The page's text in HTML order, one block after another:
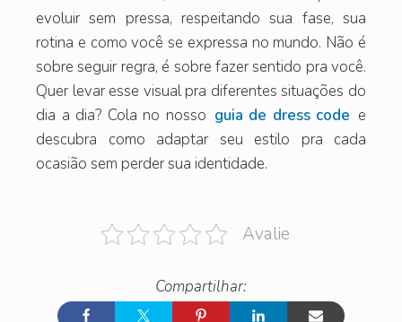
evoluir sem pressa, respeitando sua fase, sua
rotina e como você se expressa no mundo. Não é
sobre seguir regra, é sobre fazer sentido pra você.
Quer levar esse visual pra diferentes situações do
dia a dia? Cola no nosso guia de dress code e
descubra como adaptar seu estilo pra cada
ocasião sem perder sua identidade.
Avalie